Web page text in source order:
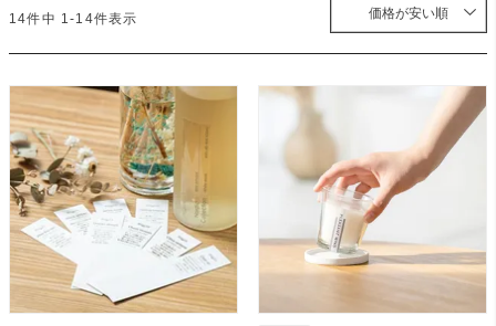
デジタル雑貨
ライト・シーリングファン
アクセサリー・消耗品
価格が安い順
14件中 1-14件表示